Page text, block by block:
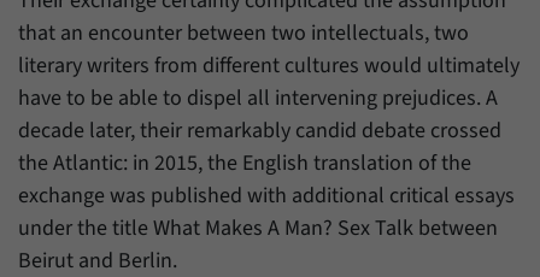
that an encounter between two intellectuals, two
literary writers from different cultures would ultimately
have to be able to dispel all intervening prejudices. A
decade later, their remarkably candid debate crossed
the Atlantic: in 2015, the English translation of the
exchange was published with additional critical essays
under the title What Makes A Man? Sex Talk between
Beirut and Berlin.